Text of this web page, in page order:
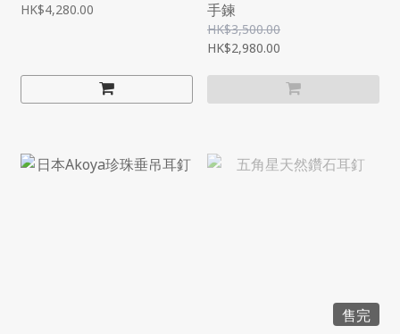
HK$4,280.00
手鍊
HK$3,500.00
HK$2,980.00
售完